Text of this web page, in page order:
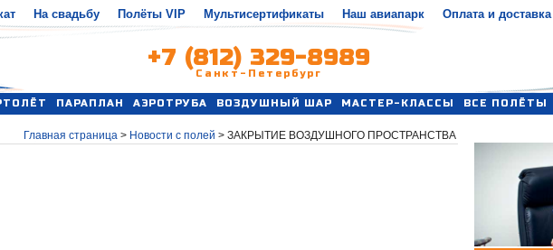
На свадьбу Полёты VIP Мультисертификаты Наш авиапарк Оплата и доставка
+7 (812) 329-8989
Санкт-Петербург
ПАРАПЛАН АЭРОТРУБА ВОЗДУШНЫЙ ШАР МАСТЕР-КЛАССЫ ВСЕ ПОЛЁТЫ
Главная страница> Новости с полей > ЗАКРЫТИЕ ВОЗДУШНОГО ПРОСТРАНСТВА